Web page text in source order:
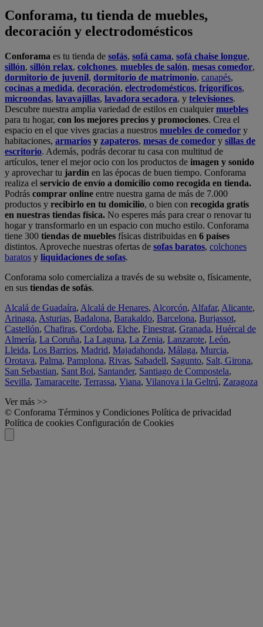
Conforama, tu tienda de muebles,
decoración y electrodomésticos
Conforama es tu tienda de sofás, sofá cama, sofá chaise longue,
sillón, sillón relax, colchones, muebles de salón, mesas comedor,
dormitorio de juvenil, dormitorio de matrimonio, canapés,
cocinas a medida, decoración, electrodomésticos, frigoríficos,
microondas, lavavajillas, lavadora secadora, y televisiones.
Descubre nuestra amplia variedad de estilos en cualquiermuebles
para tu hogar, con los mejores precios y promociones. Crea el
espacio en el que vives gracias a nuestros muebles de comedor y
habitaciones, armarios y zapateros, mesas de comedor y sillas de
escritorio. Además, podrás decorar tu casa con multitud de
artículos, tener el mejor ocio con los productos de imagen y sonido
y aprovechar tu jardín en las épocas de buen tiempo. Conforama
realiza el servicio de envío a domicilio como recogida en tienda.
Podrás comprar online entre nuestra gama de más de 7.000
productos y recibirlo en tu domicilio, o bien con recogida gratis
en nuestras tiendas física. No esperes más para crear o renovar tu
hogar y transformarlo en un espacio con mucho estilo. Conforama
tiene 300 tiendas de muebles físicas distribuidas en 6 países
distintos. Aproveche nuestras ofertas de sofas baratos, colchones
baratos y liquidaciones de sofas.
Conforama solo comercializa a través de su website o, físicamente,
en sus tiendas de sofás.
Alcalá de Guadaíra, Alcalá de Henares, Alcorcón, Alfafar, Alicante,
Arinaga, Asturias, Badalona, Barakaldo, Barcelona, Burjassot,
Castellón, Chafiras, Cordoba, Elche, Finestrat, Granada, Huércal de
Almería, La Coruña, La Laguna, La Zenia, Lanzarote, León,
Lleida, Los Barrios, Madrid, Majadahonda, Málaga, Murcia,
Orotava, Palma, Pamplona, Rivas, Sabadell, Sagunto, Salt, Girona,
San Sebastian, Sant Boi, Santander, Santiago de Compostela,
Sevilla, Tamaraceite, Terrassa, Viana, Vilanova i la Geltrú, Zaragoza
Ver más >>
© Conforama Términos y Condiciones Política de privacidad
Política de cookies Configuración de Cookies